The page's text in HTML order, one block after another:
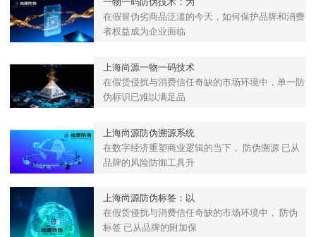
在假冒伪劣商品泛滥的今天，如何保护品牌和消费
者权益成为企业面临
上海尚源一物一码技术
在假货侵扰与消费信任奇缺的市场环境中，单一防
伪标识已难以满足品
上海尚源防伪溯源系统
在数字经济重塑商业逻辑的当下， 防伪溯源 已从
品牌的风险防御工具升
上海尚源防伪标签：以
在假货侵扰与消费信任奇缺的市场环境中， 防伪
标签 已从品牌的附加保